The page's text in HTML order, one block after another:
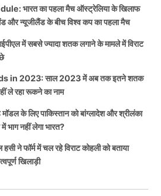
भारत का पहला मैच ऑस्ट्रेलिया के खिलाफ
और न्यूजीलैंड के बीच विश्व कप का पहला मैच
में सबसे ज्यादा शतक लगाने के मामले में विराट
in 2023: साल 2023 में अब तक इतने शतक
ले रहा रूकने का नाम
के लिए पाकिस्तान को बांग्लादेश और श्रीलंका
भाग नहीं लेगा भारत?
ने फॉर्म में चल रहे विराट कोहली को बताया
खिलाड़ी